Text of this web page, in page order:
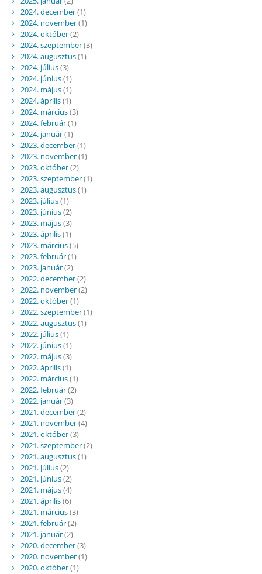
2024. december(1)
2024. november(1)
2024. október(2)
2024. szeptember(3)
2024. augusztus(1)
2024. július(3)
2024. június(1)
2024. május(1)
2024. április(1)
2024. március(3)
2024. február(1)
2024. január(1)
2023. december(1)
2023. november(1)
2023. október(2)
2023. szeptember(1)
2023. augusztus(1)
2023. július(1)
2023. június(2)
2023. május(3)
2023. április(1)
2023. március(5)
2023. február(1)
2023. január(2)
2022. december(2)
2022. november(2)
2022. október(1)
2022. szeptember(1)
2022. augusztus(1)
2022. július(1)
2022. június(1)
2022. május(3)
2022. április(1)
2022. március(1)
2022. február(2)
2022. január(3)
2021. december(2)
2021. november(4)
2021. október(3)
2021. szeptember(2)
2021. augusztus(1)
2021. július(2)
2021. június(2)
2021. május(4)
2021. április(6)
2021. március(3)
2021. február(2)
2021. január(2)
2020. december(3)
2020. november(1)
2020. október(1)